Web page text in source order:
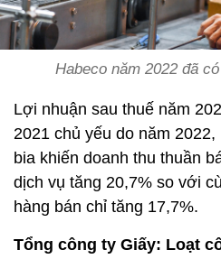
Habeco năm 2022 đã
Lợi nhuận sau thuế năm
2021 chủ yếu do năm
bia khiến doanh thu thuần
dịch vụ tăng 20,7% so với
hàng bán chỉ tăng 17,7%.
Tổng công ty Giấy: Loạt